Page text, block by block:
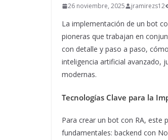
26 noviembre, 2025 jramirezs12
La implementación de un bot
pioneras que trabajan en
con detalle y paso a paso,
inteligencia artificial avanzado,
modernas.
Tecnologías Clave para la
Para crear un bot con RA, este
fundamentales: backend con